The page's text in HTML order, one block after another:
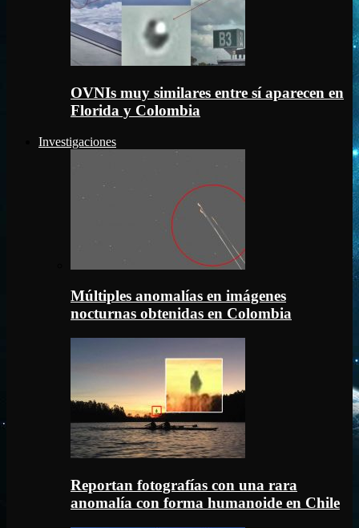
OVNIs muy similares entre sí aparecen en
Florida y Colombia
Investigaciones
Múltiples anomalías en imágenes
nocturnas obtenidas en Colombia
Reportan fotografías con una rara
anomalía con forma humanoide en Chile